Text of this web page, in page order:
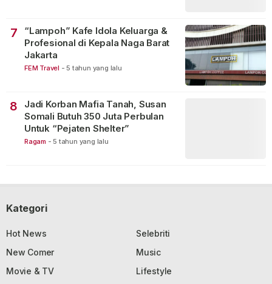
7
“Lampoh” Kafe Idola Keluarga &
Profesional di Kepala Naga Barat
Jakarta
FEM Travel - 5 tahun yang lalu
8
Jadi Korban Mafia Tanah, Susan
Somali Butuh 350 Juta Perbulan
Untuk “Pejaten Shelter”
Ragam - 5 tahun yang lalu
Kategori
Hot News
Selebriti
New Comer
Music
Movie & TV
Lifestyle